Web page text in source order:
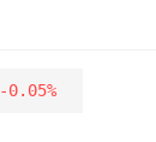
-0.05%